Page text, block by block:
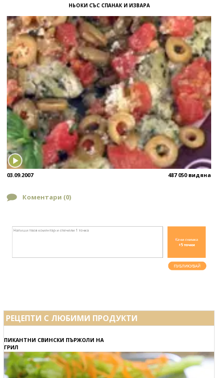
НЬОКИ СЪС СПАНАК И ИЗВАРА
03.09.2007 487 050 видяна
Коментари (0)
РЕЦЕПТИ С ЛЮБИМИ ПРОДУКТИ
ПИКАНТНИ СВИНСКИ ПЪРЖОЛИ НА
ГРИЛ